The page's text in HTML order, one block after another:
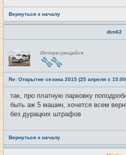
Вернуться к началу
dim62
е
в
с
е
т
и
Интересующийся
Re: Открытие сезона 2015 (25 апреля с
так, про платную парковку
быть аж 5 машин, хочется всем
без дурацких штрафов
Вернуться к началу